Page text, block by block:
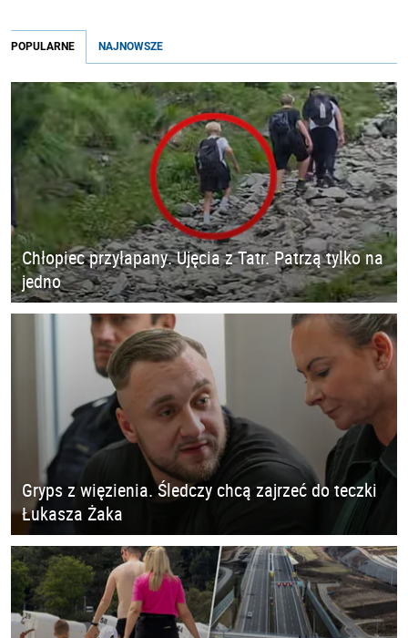
POPULARNE NAJNOWSZE
Chłopiec przyłapany. Ujęcia z Tatr. Patrzą tylko na
jedno
Gryps z więzienia. Śledczy chcą zajrzeć do teczki
Łukasza Żaka